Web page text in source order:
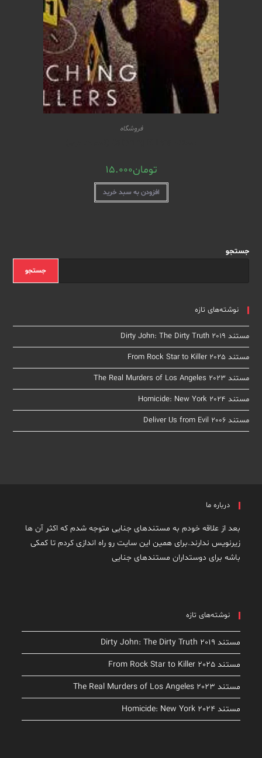
فروشگاه
تومان15.000
افزودن به سبد خرید
جستجو
جستجو
نوشته‌های تازه
مستند Dirty John: The Dirty Truth 2019
مستند From Rock Star to Killer 2025
مستند The Real Murders of Los Angeles 2023
مستند Homicide: New York 2024
مستند Deliver Us from Evil 2006
درباره ما
بعد از علاقه خودم به مستندهای جنایی متوجه شدم که اکثر آن ها
زیرنویس ندارند.برای همین این سایت رو راه اندازی کردم تا کمکی
باشه برای دوستداران مستندهای جنایی
نوشته‌های تازه
مستند Dirty John: The Dirty Truth 2019
مستند From Rock Star to Killer 2025
مستند The Real Murders of Los Angeles 2023
مستند Homicide: New York 2024